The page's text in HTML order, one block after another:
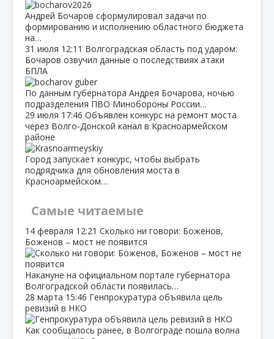
Андрей Бочаров сформулировал задачи по
формированию и исполнению областного бюджета
на…
31 июля 12:11 Волгоградская область под ударом:
Бочаров озвучил данные о последствиях атаки
БПЛА
По данным губернатора Андрея Бочарова, ночью
подразделения ПВО Минобороны России…
29 июля 17:46 Объявлен конкурс на ремонт моста
через Волго‑Донской канал в Красноармейском
районе
Город запускает конкурс, чтобы выбрать
подрядчика для обновления моста в
Красноармейском…
Самые читаемые
14 февраля 12:21 Сколько ни говори: Боженов,
Боженов – мост не появится
Накануне на официальном портале губернатора
Волгоградской области появилась…
28 марта 15:46 Генпрокуратура объявила цель
ревизий в НКО
Как сообщалось ранее, в Волгограде пошла волна